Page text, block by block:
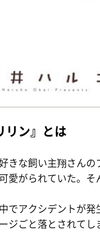
リン』とは
きな飼い主翔さんの
愛がられていた。そ
でアクシデントが発
ジごと落とされてし